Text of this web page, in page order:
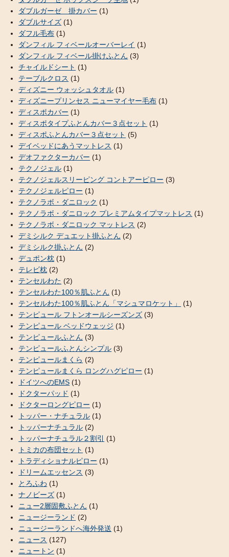
ダブルガーゼ 掛カバー (1)
ダブルサイズ (1)
ダフル毛布 (1)
ダンフィル フィベールオーバーレイ (1)
ダンフィル フィベール掛けふとん (3)
チャイルドシート (1)
テーブルクロス (1)
ディズニー ウォッシュタオル (1)
ディズニープリンセス ニューマイヤー毛布 (1)
ディスポカバー (1)
ディスポタイプふとんカバー３点セット (1)
ディスポふとんカバー３点セット (5)
デイベッドにあうマットレス (1)
デオファクターカバー (1)
テクノジェル (1)
テクノジェルスリーピング コントアーピロー (3)
テクノジェルピロー (1)
テクノラボ・ダニロック (1)
テクノラボ・ダニロック プレミアムタイプマットレス (1)
テクノラボ・ダニロック マットレス (2)
デミシルク デュエット掛ふとん (2)
デミシルク掛ふとん (2)
デュポン枕 (1)
テレビ枕 (2)
テンセルわた (2)
テンセルわた100％肌ふとん (1)
テンセルわた100％肌ふとん「マシュマロケット」
(1)
テンピュール フトンオールシーズンズ (3)
テンピュール ベッドウェッジ (1)
テンピュールふとん (3)
テンピュールふとんシンプル (3)
テンピュールまくら (2)
テンピュールまくら ロングハグピロー (1)
ドイツへのEMS (1)
ドクターパッド (1)
ドクターロングピロー (1)
トッパー・ナチュラル (1)
トッパーナチュラル (2)
トッパーナチュラル２割引 (1)
トミカの布団セット (1)
トラディショナルピロー (1)
ドリームエッセンス (3)
とろふわ (1)
ナノビーズ (1)
ニュー2層固敷ふとん (1)
ニュージーランド (2)
ニュージーランドへ海外発送 (1)
ニュース (127)
ニュートン (1)